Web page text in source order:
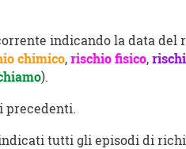
indicando la data del
chimico, rischio fisico,
).
precedenti.
tutti gli episodi di